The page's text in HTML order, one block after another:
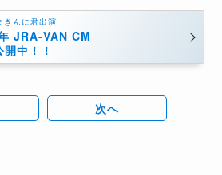
きんに君出演
JRA-VAN CM
中！！
次へ